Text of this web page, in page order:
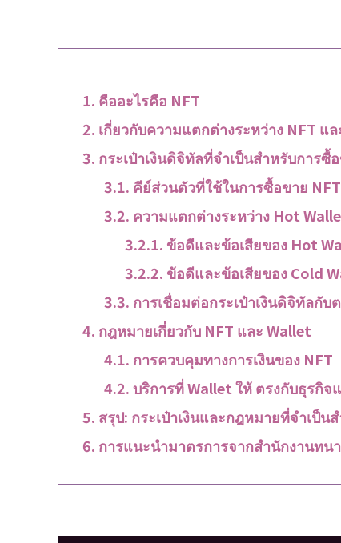
คืออะไรคือ NFT
เกี่ยวกับความแตกต่างระหว่าง NFT แ
กระเป๋าเงินดิจิทัลที่จำเป็นสำหรับการซื้
คีย์ส่วนตัวที่ใช้ในการซื้อขาย NFT
ความแตกต่างระหว่าง Hot
ข้อดีและข้อเสียของ Hot
ข้อดีและข้อเสียของ Cold
การเชื่อมต่อกระเป๋าเงินดิจิทัลกั
กฎหมายเกี่ยวกับ NFT และ Wallet
การควบคุมทางการเงินของ NFT
บริการที่ Wallet ให้ ตรงกับธุรกิ
สรุป: กระเป๋าเงินและกฎหมายที่จำเป็น
การแนะนำมาตรการจากสำนักงานทน